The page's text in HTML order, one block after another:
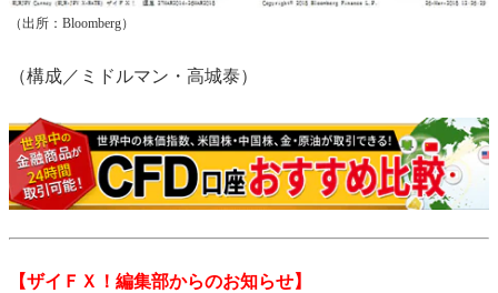
（出所：Bloomberg）
（構成／ミドルマン・高城泰）
【ザイＦＸ！編集部からのお知らせ】